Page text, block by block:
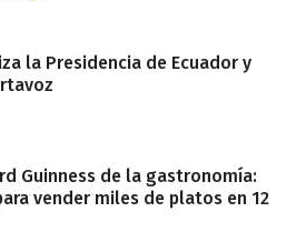
la Presidencia de Ecuador y
Guinness de la gastronomía:
vender miles de platos en 12